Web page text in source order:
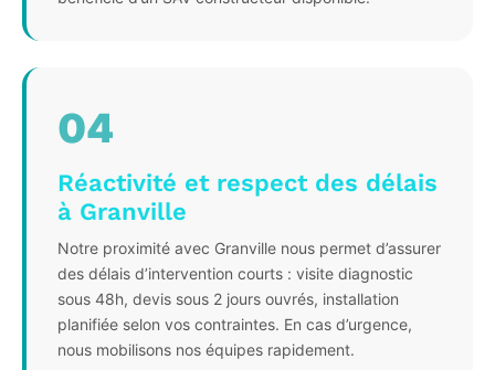
04
Réactivité et respect des délais
à Granville
Notre proximité avec Granville nous permet d’assurer
des délais d’intervention courts : visite diagnostic
sous 48h, devis sous 2 jours ouvrés, installation
planifiée selon vos contraintes. En cas d’urgence,
nous mobilisons nos équipes rapidement.